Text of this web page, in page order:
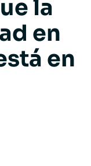
la
en
en